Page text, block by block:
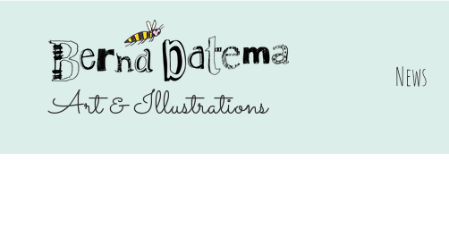
Art & Illustrations
News